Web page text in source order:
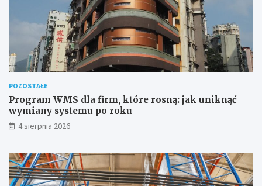
POZOSTAŁE
Program WMS dla firm, które rosną: jak uniknąć
wymiany systemu po roku
4 sierpnia 2026